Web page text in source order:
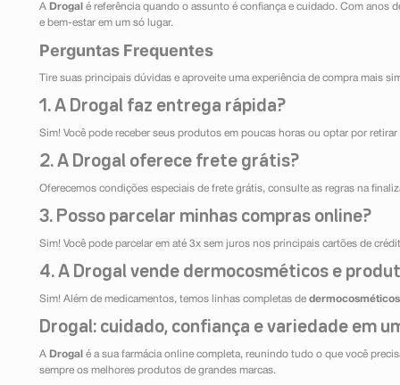
A Drogal é referência quando o assunto é confiança e cuidado. Com anos
e bem-estar em um só lugar.
Perguntas Frequentes
Tire suas principais dúvidas e aproveite uma experiência de compra mais
1. A Drogal faz entrega rápida?
Sim! Você pode receber seus produtos em poucas horas ou optar por
2. A Drogal oferece frete grátis?
Oferecemos condições especiais de frete grátis, consulte as regras na
3. Posso parcelar minhas compras online?
Sim! Você pode parcelar em até 3x sem juros nos principais cartões de
4. A Drogal vende dermocosméticos e
Sim! Além de medicamentos, temos linhas completas de dermocosméticos
Drogal: cuidado, confiança e variedade em
A Drogal é a sua farmácia online completa, reunindo tudo o que você
sempre os melhores produtos de grandes marcas.